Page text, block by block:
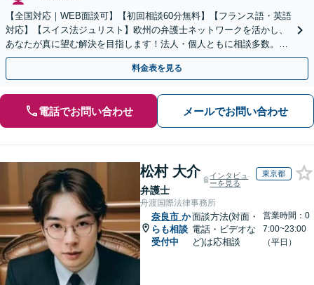
【全国対応｜WEB面談可】【初回相談60分無料】【フランス語・英語
対応】【スイス法ジュリスト】欧州の弁護士ネットワークを活かし、
あなたが真に望む解決を目指します！法人・個人ともに相談多数。細
やかな連絡と粘り強い交渉を徹底【休日・夜間相談可】
料金表を見る
電話でお問い合わせ メールでお問い合わせ
松村 大介
弁護士
インタビュ
ーを見る
東京都
舟渡国際法律事務所
奈良市 か
らも相談
受付中
面談方法(対面・
電話・ビデオな
ど)は応相談
営業時間：0
7:00~23:00
（平日）